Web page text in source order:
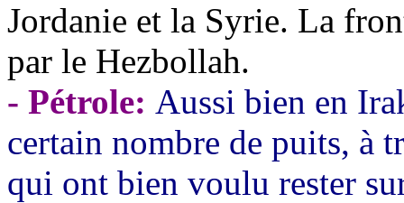
Jordanie et la Syrie. La
par le Hezbollah.
- Pétrole: Aussi bien en
certain nombre de puits, à
qui ont bien voulu rester